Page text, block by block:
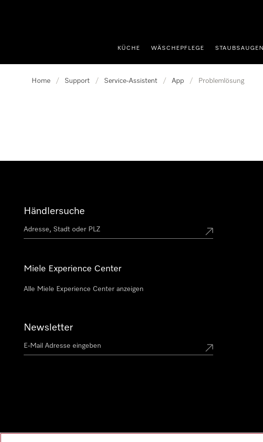
KÜCHE WÄSCHEPFLEGE STAUBSAUGEN
Home / Support / Service-Assistent / App / Problemlösung
Händlersuche
Miele Experience Center
Alle Miele Experience Center anzeigen
Newsletter